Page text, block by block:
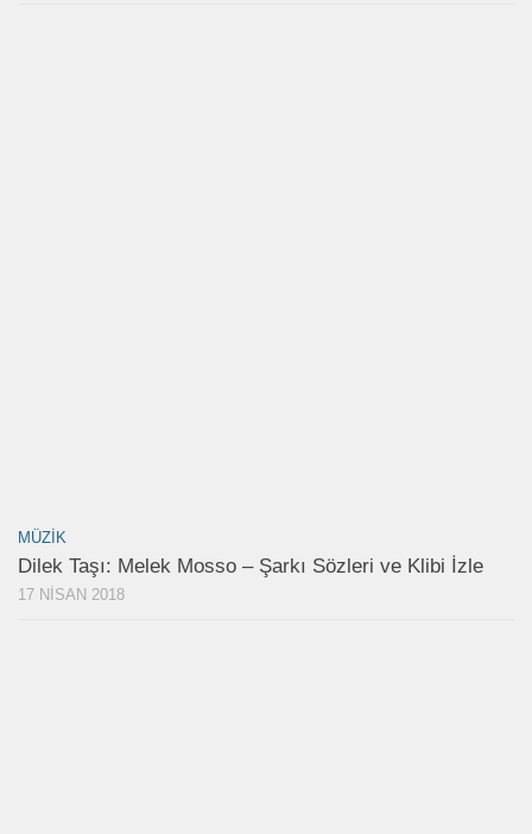
MÜZIK
Dilek Taşı: Melek Mosso – Şarkı Sözleri ve Klibi İzle
17 NISAN 2018